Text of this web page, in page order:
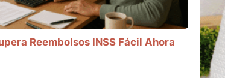
Reembolsos INSS Fácil Ahora